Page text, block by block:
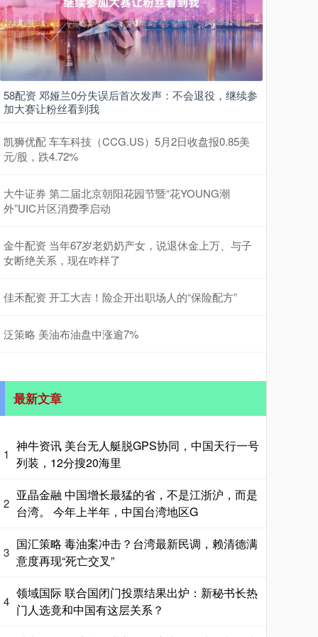
58配资 邓娅兰0分失误后首次发声：不会退役，继续参
加大赛让粉丝看到我
凯狮优配 车车科技（CCG.US）5月2日收盘报0.85美
元/股，跌4.72%
大牛证券 第二届北京朝阳花园节暨“花YOUNG潮
外”UIC片区消费季启动
金牛配资 当年67岁老奶奶产女，说退休金上万、与子
女断绝关系，现在咋样了
佳禾配资 开工大吉！险企开出职场人的“保险配方”
泛策略 美油布油盘中涨逾7%
最新文章
1
神牛资讯 美台无人艇脱GPS协同，中国天行一号
列装，12分搜20海里
2
亚晶金融 中国增长最猛的省，不是江浙沪，而是
台湾。 今年上半年，中国台湾地区G
3
国汇策略 毒油案冲击？台湾最新民调，赖清德满
意度再现“死亡交叉”
4
领域国际 联合国闭门投票结果出炉：新秘书长热
门人选竟和中国有这层关系？